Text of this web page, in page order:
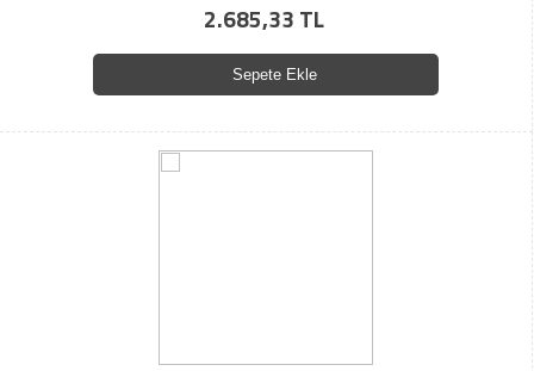
2.685,33 TL
Sepete Ekle